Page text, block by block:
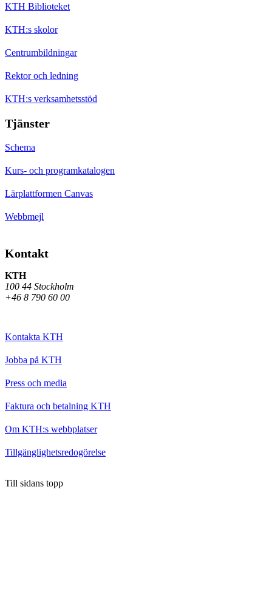
KTH Biblioteket
KTH:s skolor
Centrumbildningar
Rektor och ledning
KTH:s verksamhetsstöd
Tjänster
Schema
Kurs- och programkatalogen
Lärplattformen Canvas
Webbmejl
Kontakt
KTH
100 44 Stockholm
+46 8 790 60 00
Kontakta KTH
Jobba på KTH
Press och media
Faktura och betalning KTH
Om KTH:s webbplatser
Tillgänglighetsredogörelse
Till sidans topp